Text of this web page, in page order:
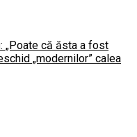
„Poate că ăsta a fost
„modernilor” calea